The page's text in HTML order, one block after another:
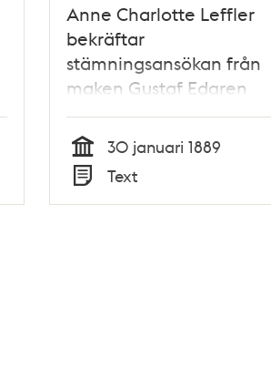
Anne Charlotte Leffler
bekräftar
stämningsansökan från
maken Gustaf Edgren
1889
Tid
30 januari 1889
Typ
Text